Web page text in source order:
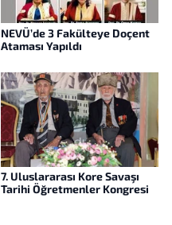
NEVÜ’de 3 Fakülteye Doçent
Ataması Yapıldı
7. Uluslararası Kore Savaşı
Tarihi Öğretmenler Kongresi